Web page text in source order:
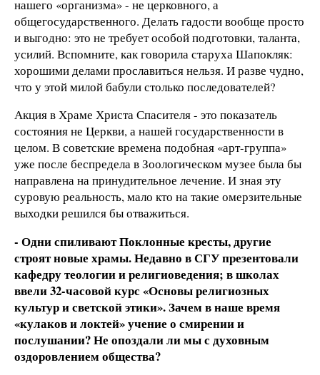
нашего «организма» - не церковного, а
общегосударственного. Делать гадости вообще просто
и выгодно: это не требует особой подготовки, таланта,
усилий. Вспомните, как говорила старуха Шапокляк:
хорошими делами прославиться нельзя. И разве чудно,
что у этой милой бабули столько последователей?
Акция в Храме Христа Спасителя - это показатель
состояния не Церкви, а нашей государственности в
целом. В советские времена подобная «арт-группа»
уже после беспредела в Зоологическом музее была бы
направлена на принудительное лечение. И зная эту
суровую реальность, мало кто на такие омерзительные
выходки решился бы отважиться.
- Одни спиливают Поклонные кресты, другие
строят новые храмы. Недавно в СГУ презентовали
кафедру теологии и религиоведения; в школах
ввели 32-часовой курс «Основы религиозных
культур и светской этики». Зачем в наше время
«кулаков и локтей» учение о смирении и
послушании? Не опоздали ли мы с духовным
оздоровлением общества?